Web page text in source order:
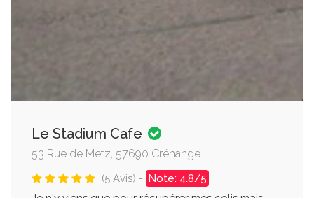
Le Stadium Cafe
53 Rue de Metz, 57690 Créhange
(5 Avis) - Note: 4.8/5